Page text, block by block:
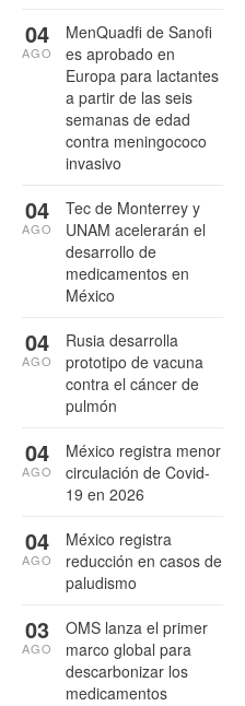
MenQuadfi de Sanofi
es aprobado en
Europa para lactantes
a partir de las seis
semanas de edad
contra meningococo
invasivo
04
AGO
Tec de Monterrey y
UNAM acelerarán el
desarrollo de
medicamentos en
México
04
AGO
Rusia desarrolla
prototipo de vacuna
contra el cáncer de
pulmón
04
AGO
México registra menor
circulación de Covid-
19 en 2026
04
AGO
México registra
reducción en casos de
paludismo
04
AGO
OMS lanza el primer
marco global para
descarbonizar los
medicamentos
03
AGO